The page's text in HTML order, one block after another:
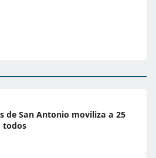
de San Antonio moviliza a 25
todos